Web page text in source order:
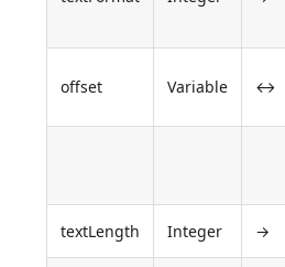
offset Variable ↔
textLength Integer →